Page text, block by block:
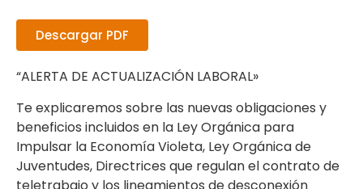
Descargar PDF
“ALERTA DE ACTUALIZACIÓN LABORAL»
Te explicaremos sobre las nuevas obligaciones y
beneficios incluidos en la Ley Orgánica para
Impulsar la Economía Violeta, Ley Orgánica de
Juventudes, Directrices que regulan el contrato de
teletrabajo y los lineamientos de desconexión